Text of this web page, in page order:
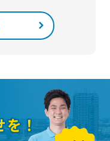
を！